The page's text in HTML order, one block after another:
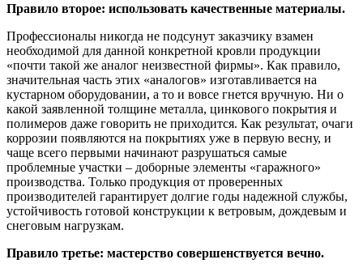
Правило второе: использовать качественные материалы.
Профессионалы никогда не подсунут заказчику взамен
необходимой для данной конкретной кровли продукции
«почти такой же аналог неизвестной фирмы». Как правило,
значительная часть этих «аналогов» изготавливается на
кустарном оборудовании, а то и вовсе гнется вручную. Ни о
какой заявленной толщине металла, цинкового покрытия и
полимеров даже говорить не приходится. Как результат, очаги
коррозии появляются на покрытиях уже в первую весну, и
чаще всего первыми начинают разрушаться самые
проблемные участки – доборные элементы «гаражного»
производства. Только продукция от проверенных
производителей гарантирует долгие годы надежной службы,
устойчивость готовой конструкции к ветровым, дождевым и
снеговым нагрузкам.
Правило третье: мастерство совершенствуется вечно.